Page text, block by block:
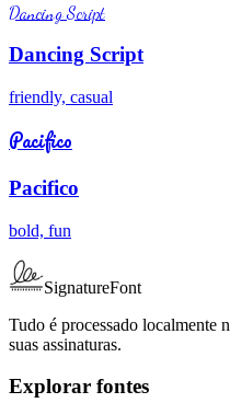
Dancing Script
Dancing Script
friendly, casual
Pacifico
Pacifico
bold, fun
SignatureFont
Tudo é processado localmente
suas assinaturas.
Explorar fontes